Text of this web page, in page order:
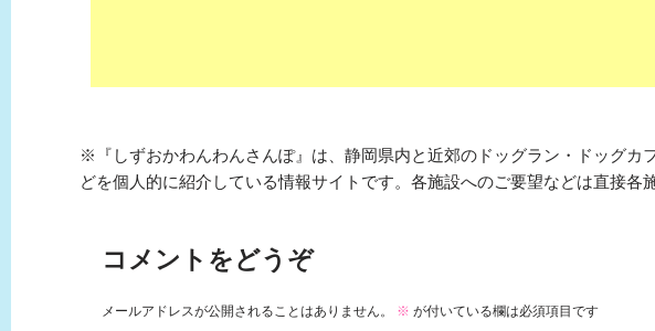
※『しずおかわんわんさんぽ』は、静岡県内と近郊のドッグラン・ドッグカ
どを個人的に紹介している情報サイトです。各施設へのご要望などは直接各
コメントをどうぞ
メールアドレスが公開されることはありません。 ※ が付いている欄は必須項目です